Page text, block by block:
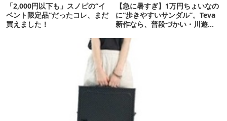
「2,000円以下も」スノピの“イ
ベント限定品”だったコレ、まだ
買えました！
【急に暑すぎ】1万円ちょいなの
に“歩きやすいサンダル”。Teva
新作なら、普段づかい・川遊